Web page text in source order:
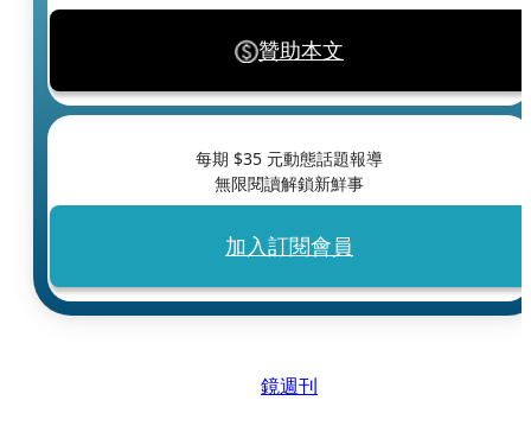
贊助本文
每期 $35 元動態話題報導
無限閱讀解鎖新鮮事
加入訂閱會員
鏡週刊